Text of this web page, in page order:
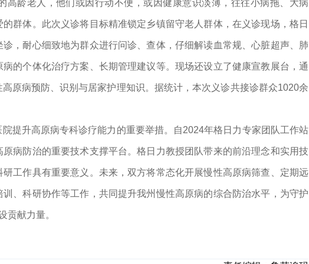
高龄老人，他们或因行动不便，或因健康意识淡薄，往往小病拖、大病
群体。此次义诊将目标精准锁定乡镇留守老人群体，在义诊现场，格日
，耐心细致地为群众进行问诊、查体，仔细解读血常规、心脏超声、肺
的个体化治疗方案、长期管理建议等。现场还设立了健康宣教展台，通
原病预防、识别与居家护理知识。据统计，本次义诊共接诊群众1020余
提升高原病专科诊疗能力的重要举措。自2024年格日力专家团队工作站
病防治的重要技术支撑平台。格日力教授团队带来的前沿理念和实用技
工作具有重要意义。未来，双方将常态化开展慢性高原病筛查、定期远
、科研协作等工作，共同提升我州慢性高原病的综合防治水平，为守护
贡献力量。